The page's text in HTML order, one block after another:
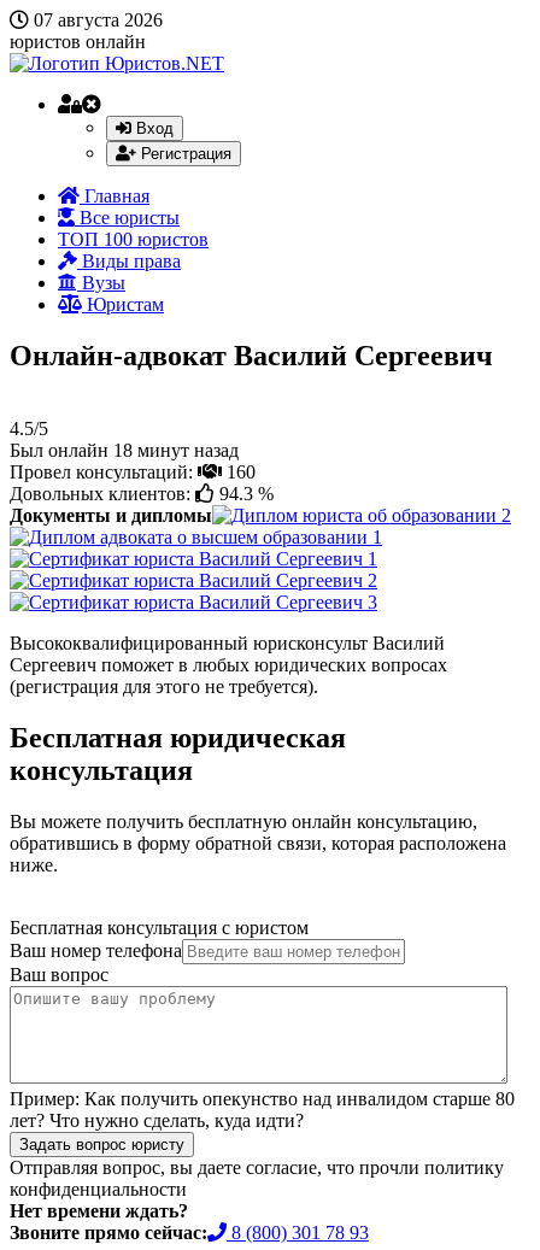
07 августа 2026
юристов онлайн
Вход
Регистрация
Главная
Все юристы
ТОП 100 юристов
Виды права
Вузы
Юристам
Онлайн-адвокат Василий Сергеевич
4.5/5
Был онлайн 18 минут назад
Провел консультаций:
160
Довольных клиентов:
94.3 %
Документы и дипломы
Высококвалифицированный юрисконсульт Василий
Сергеевич поможет в любых юридических вопросах
(регистрация для этого не требуется).
Бесплатная юридическая
консультация
Вы можете получить бесплатную онлайн консультацию,
обратившись в форму обратной связи, которая расположена
ниже.
Бесплатная консультация с юристом
Ваш номер телефона
Ваш вопрос
Пример: Как получить опекунство над инвалидом старше 80
лет? Что нужно сделать, куда идти?
Задать вопрос юристу
Отправляя вопрос, вы даете согласие, что прочли политику
конфиденциальности
Нет времени ждать?
Звоните прямо сейчас:
8 (800) 301 78 93